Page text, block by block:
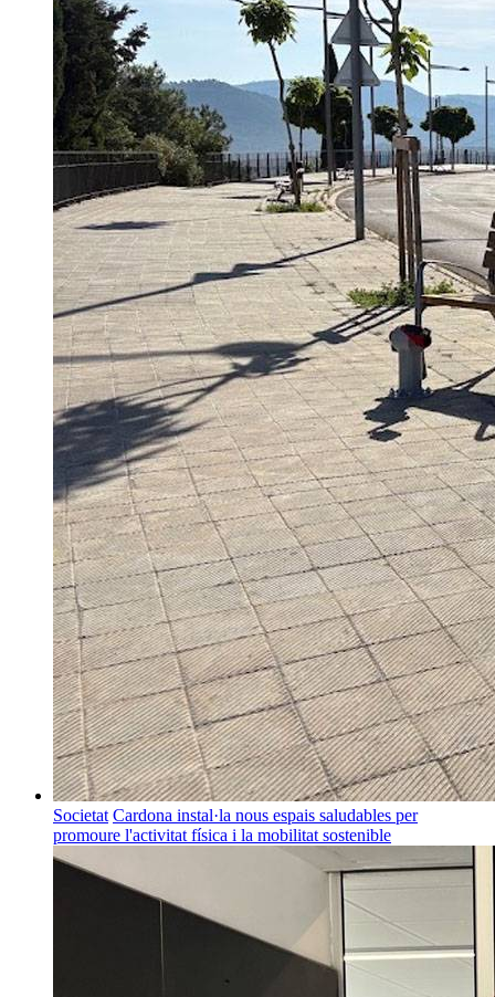
Societat Cardona instal·la nous espais saludables per
promoure l'activitat física i la mobilitat sostenible